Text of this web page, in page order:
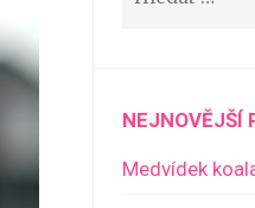
NEJNOVĚJŠÍ
Medvídek